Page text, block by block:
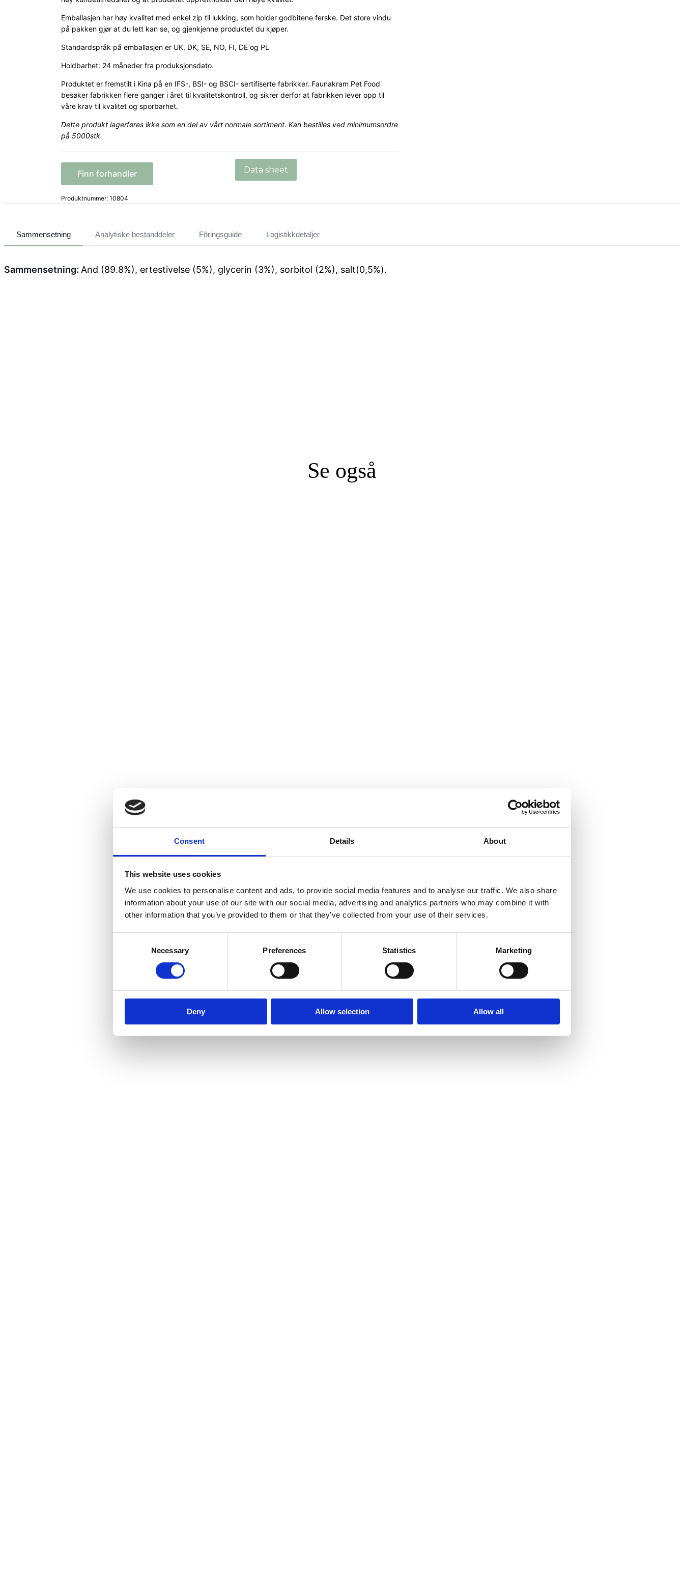
Consent Details About
This website uses cookies
We use cookies to personalise content and ads, to provide social media features and to analyse our traffic. We also share
information about your use of our site with our social media, advertising and analytics partners who may combine it with
other information that you’ve provided to them or that they’ve collected from your use of their services.
Necessary Preferences Statistics Marketing
Deny Allow selection Allow all
Emballasjen har høy kvalitet med enkel zip til lukking, som holder godbitene ferske. Det store vindu
på pakken gjør at du lett kan se, og gjenkjenne produktet du kjøper.
Standardspråk på emballasjen er UK, DK, SE, NO, FI, DE og PL
Holdbarhet: 24 måneder fra produksjonsdato.
Produktet er fremstilt i Kina på en IFS-, BSI- og BSCI- sertifiserte fabrikker. Faunakram Pet Food
besøker fabrikken flere ganger i året til kvalitetskontroll, og sikrer derfor at fabrikken lever opp til
våre krav til kvalitet og sporbarhet.
Dette produkt lagerføres ikke som en del av vårt normale sortiment. Kan bestilles ved minimumsordre
på 5000stk.
Finn forhandler
Produktnummer: 10804
Sammensetning Analytiske bestanddeler Fôringsguide Logistikkdetaljer
Sammensetning: And (89.8%), ertestivelse (5%), glycerin (3%), sorbitol (2%), salt(0,5%).
Se også